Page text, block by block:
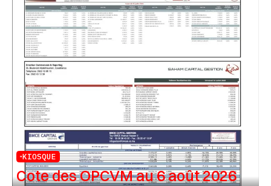
KIOSQUE
Cote des OPCVM au 6 août 2026